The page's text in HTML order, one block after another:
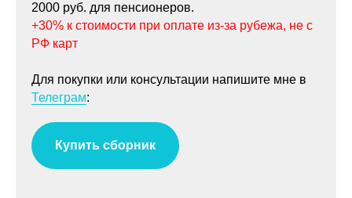
2000 руб. для пенсионеров.
+30% к стоимости при оплате из-за рубежа, не с
РФ карт
Для покупки или консультации напишите мне в
Телеграм:
Купить сборник